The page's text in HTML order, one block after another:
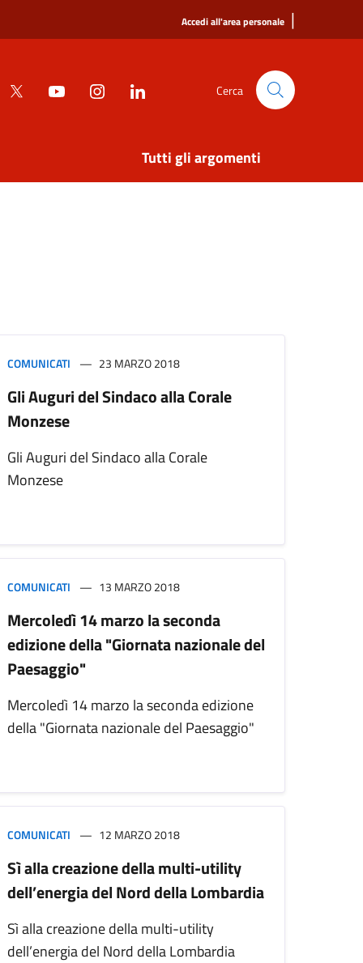
Accedi all'area personale |
Cerca
Tutti gli argomenti
COMUNICATI 23 MARZO 2018
Gli Auguri del Sindaco alla Corale
Monzese
Gli Auguri del Sindaco alla Corale
Monzese
COMUNICATI 13 MARZO 2018
Mercoledì 14 marzo la seconda
edizione della "Giornata nazionale del
Paesaggio"
Mercoledì 14 marzo la seconda edizione
della "Giornata nazionale del Paesaggio"
COMUNICATI 12 MARZO 2018
Sì alla creazione della multi-utility
dell’energia del Nord della Lombardia
Sì alla creazione della multi-utility
dell’energia del Nord della Lombardia